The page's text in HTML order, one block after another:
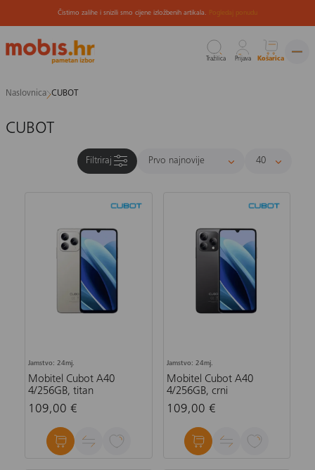
na
Čistimo zalihe i snizili smo cijene izložbenih artikala. Pogledaj ponudu
Tražilica Prijava Košarica
Naslovnica CUBOT
CUBOT
Filtriraj
Jamstvo: 24mj.
Mobitel Cubot A40
4/256GB, titan
109,00 €
Jamstvo: 24mj.
Mobitel Cubot A40
4/256GB, crni
109,00 €